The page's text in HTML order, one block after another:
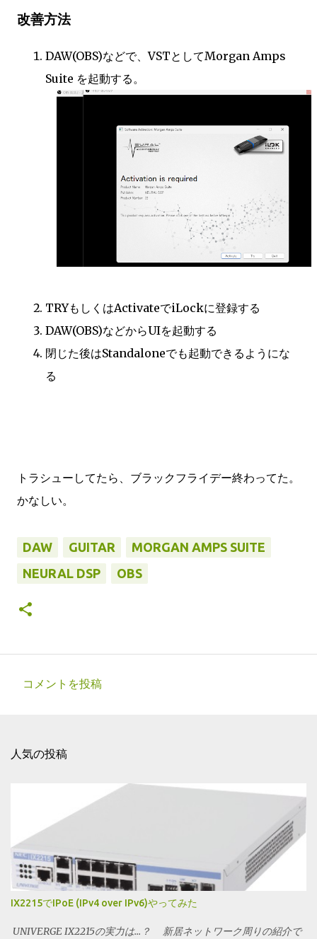
改善方法
DAW(OBS)などで、VSTとしてMorgan Amps
Suite を起動する。
TRYもしくはActivateでiLockに登録する
DAW(OBS)などからUIを起動する
閉じた後はStandaloneでも起動できるようにな
る
トラシューしてたら、ブラックフライデー終わってた。
かなしい。
DAW GUITAR
MORGAN AMPS SUITE
NEURAL DSP
OBS
ト
コメントを投稿
人気の投稿
IX2215でIPoE (IPv4 over IPv6)やってみた
UNIVERGE IX2215の実力は...？ 新居ネットワーク周りの紹介で